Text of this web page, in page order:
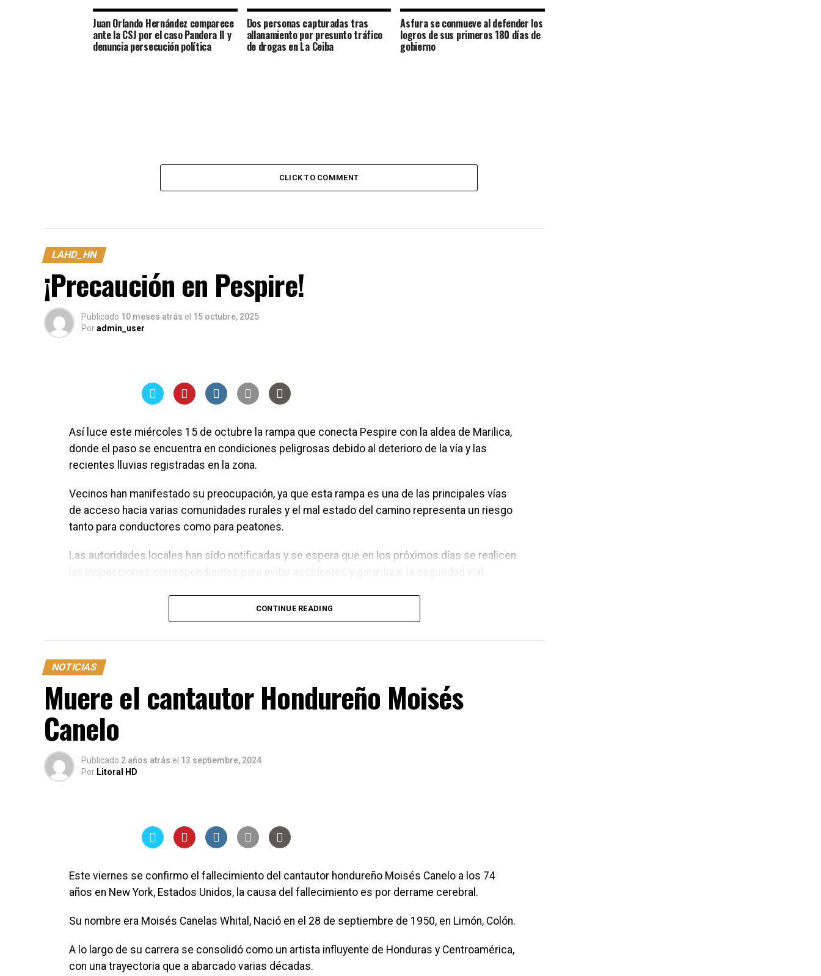
Juan Orlando Hernández comparece
ante la CSJ por el caso Pandora II y
denuncia persecución política
Dos personas capturadas tras
allanamiento por presunto tráfico
de drogas en La Ceiba
Asfura se conmueve al defender los
logros de sus primeros 180 días de
gobierno
CLICK TO COMMENT
LAHD_HN
¡Precaución en Pespire!
Publicado 10 meses atrás el 15 octubre, 2025
Poradmin_user
Así luce este miércoles 15 de octubre la rampa que conecta Pespire con la aldea de Marilica,
donde el paso se encuentra en condiciones peligrosas debido al deterioro de la vía y las
recientes lluvias registradas en la zona.
Vecinos han manifestado su preocupación, ya que esta rampa es una de las principales vías
de acceso hacia varias comunidades rurales y el mal estado del camino representa un riesgo
tanto para conductores como para peatones.
Las autoridades locales han sido notificadas y se espera que en los próximos días se realicen
CONTINUE READING
NOTICIAS
Muere el cantautor Hondureño Moisés
Canelo
Publicado 2 años atrás el 13 septiembre, 2024
Por Litoral HD
Este viernes se confirmo el fallecimiento del cantautor hondureño Moisés Canelo a los 74
años en New York, Estados Unidos, la causa del fallecimiento es por derrame cerebral.
Su nombre era Moisés Canelas Whital, Nació en el 28 de septiembre de 1950, en Limón, Colón.
A lo largo de su carrera se consolidó como un artista influyente de Honduras y Centroamérica,
con una trayectoria que a abarcado varias décadas.